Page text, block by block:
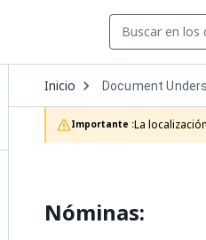
Inicio Open
Dropdown
to
choose
product
Document
Importante :La
Nóminas: